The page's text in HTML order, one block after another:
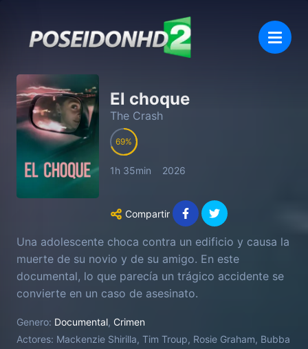
El choque
The Crash
69
1h 35min 2026
Compartir
Una adolescente choca contra un edificio y causa la
muerte de su novio y de su amigo. En este
documental, lo que parecía un trágico accidente se
convierte en un caso de asesinato.
Genero: Documental, Crimen
Actores: Mackenzie Shirilla, Tim Troup, Rosie Graham, Bubba